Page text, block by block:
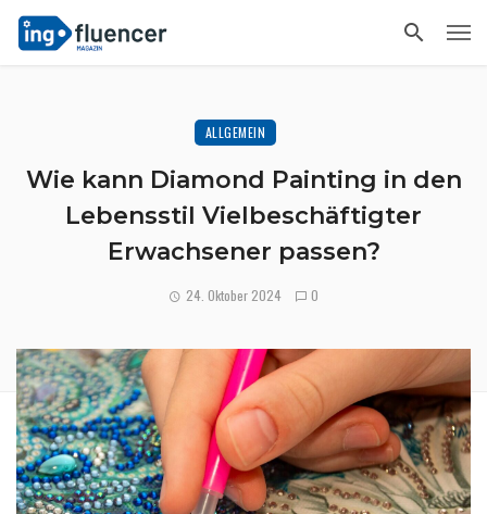
ALLGEMEIN
Wie kann Diamond Painting in den
Lebensstil Vielbeschäftigter
Erwachsener passen?
24. Oktober 2024 0